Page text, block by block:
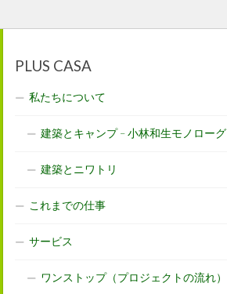
PLUS CASA
私たちについて
建築とキャンプ – 小林和生モノローグ
建築とニワトリ
これまでの仕事
サービス
ワンストップ（プロジェクトの流れ）